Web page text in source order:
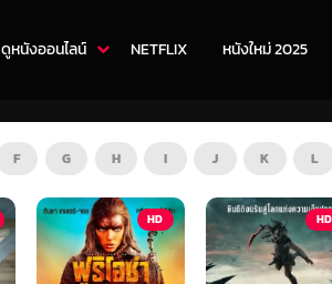
ดูหนังออนไลน์ NETFLIX หนังใหม่ 2025
F G H I J K L
HD HD